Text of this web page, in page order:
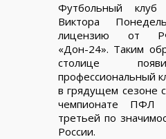
Футбольный
Виктора
лицензию от
«Дон-24». Таким
столице
профессиональный
в грядущем сезоне
чемпионате
третьей по
России.